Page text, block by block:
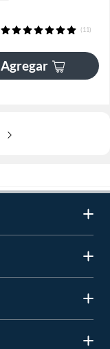
(11)
Agregar